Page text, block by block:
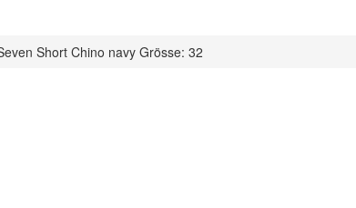
Short Chino navy Grösse: 32